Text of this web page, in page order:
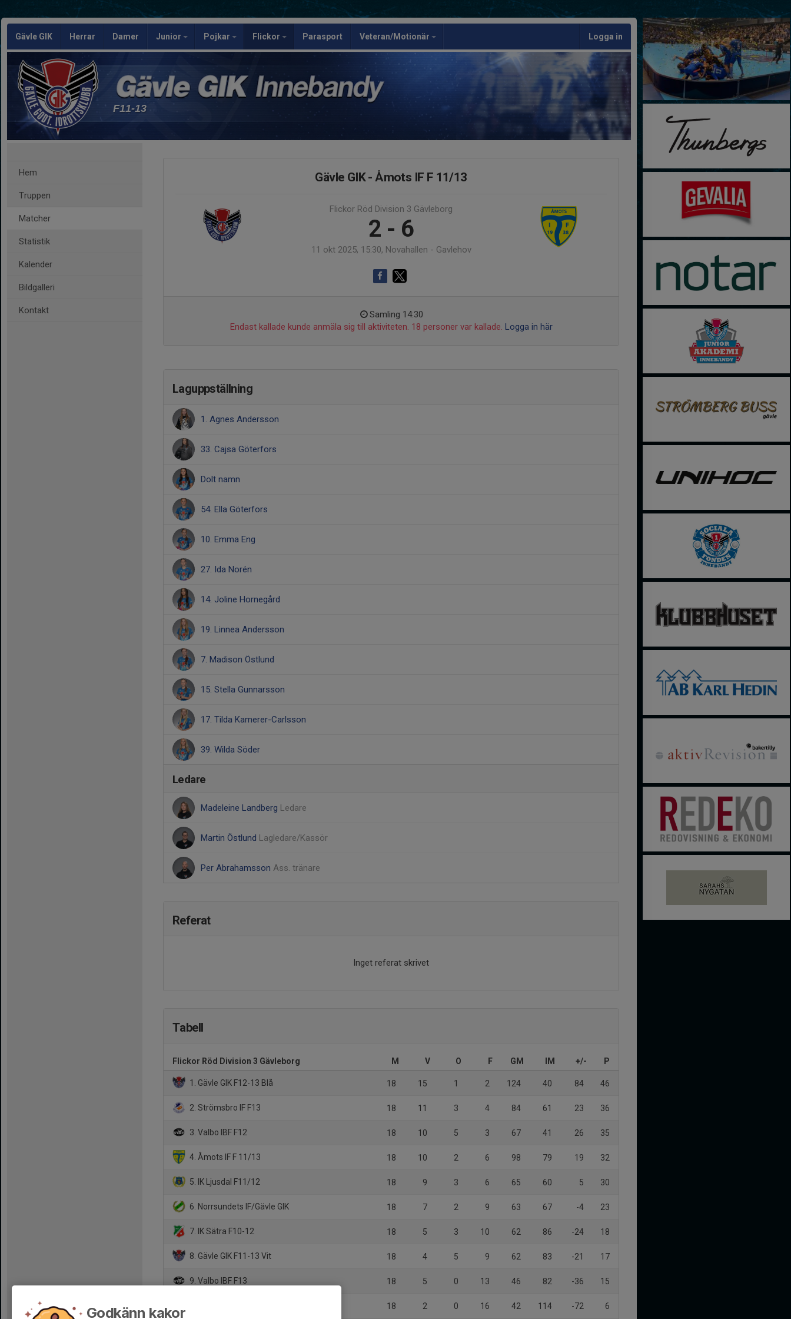
Gävle GIK Herrar Damer Junior Pojkar Flickor Parasport Veteran/Motionär Logga in
F11-13
Hem
Truppen
Matcher
Statistik
Kalender
Bildgalleri
Kontakt
Gävle GIK - Åmots IF F 11/13
Flickor Röd Division 3 Gävleborg
2 - 6
11 okt 2025, 15:30, Novahallen - Gavlehov
Samling 14:30
Endast kallade kunde anmäla sig till aktiviteten. 18 personer var kallade. Logga in här
Laguppställning
1. Agnes Andersson
33. Cajsa Göterfors
Dolt namn
54. Ella Göterfors
10. Emma Eng
27. Ida Norén
14. Joline Hornegård
19. Linnea Andersson
7. Madison Östlund
15. Stella Gunnarsson
17. Tilda Kamerer-Carlsson
39. Wilda Söder
Ledare
Madeleine Landberg Ledare
Martin Östlund Lagledare/Kassör
Per Abrahamsson Ass. tränare
Referat
Inget referat skrivet
Tabell
Flickor Röd Division 3 Gävleborg M V O F GM IM +/- P
1. Gävle GIK F12-13 Blå 18 15 1 2 124 40 84 46
2. Strömsbro IF F13 18 11 3 4 84 61 23 36
3. Valbo IBF F12 18 10 5 3 67 41 26 35
4. Åmots IF F 11/13 18 10 2 6 98 79 19 32
5. IK Ljusdal F11/12 18 9 3 6 65 60 5 30
6. Norrsundets IF/Gävle GIK 18 7 2 9 63 67 -4 23
7. IK Sätra F10-12 18 5 3 10 62 86 -24 18
8. Gävle GIK F11-13 Vit 18 4 5 9 62 83 -21 17
9. Valbo IBF F13 18 5 0 13 46 82 -36 15
18 2 0 16 42 114 -72 6
Godkänn kakor